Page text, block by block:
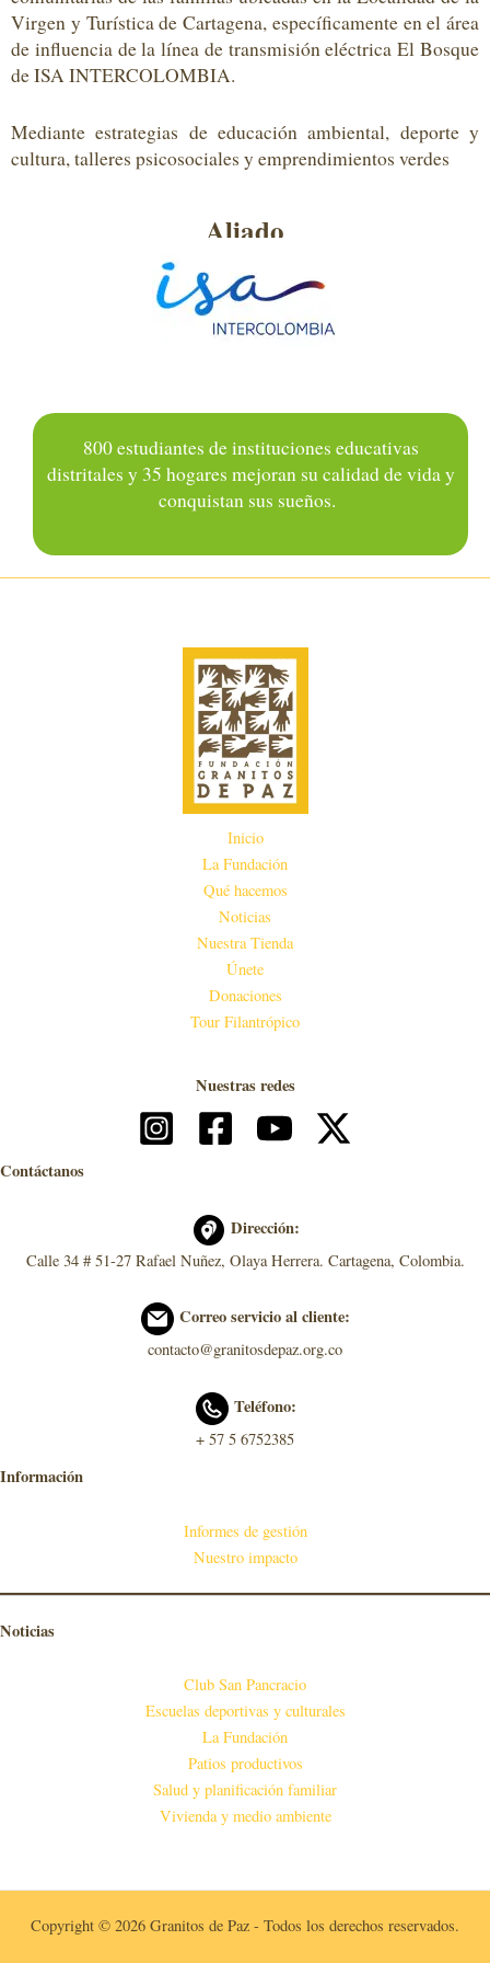
Virgen y Turísticade Cartagena, específicamente en el área
de influencia de la línea de transmisión eléctrica El Bosque
de ISA INTERCOLOMBIA.
Medianteestrategias de educación ambiental, deporte y
cultura, talleres psicosociales y emprendimientos verdes
Aliado
800estudiantes de instituciones educativas
distritales y 35 hogares mejoransu calidad de vida y
conquistan sus sueños.
Inicio
La Fundación
Qué hacemos
Noticias
Nuestra Tienda
Únete
Donaciones
Tour Filantrópico
Nuestras redes
Contáctanos
Dirección:
Calle 34 # 51-27 Rafael Nuñez, Olaya Herrera. Cartagena, Colombia.
Correo servicio al cliente:
contacto@granitosdepaz.org.co
Teléfono:
+ 57 5 6752385
Información
Informes de gestión
Nuestro impacto
Noticias
Club San Pancracio
Escuelas deportivas y culturales
La Fundación
Patios productivos
Salud y planificación familiar
Vivienda y medio ambiente
Copyright © 2026 Granitos de Paz - Todos los derechos reservados.